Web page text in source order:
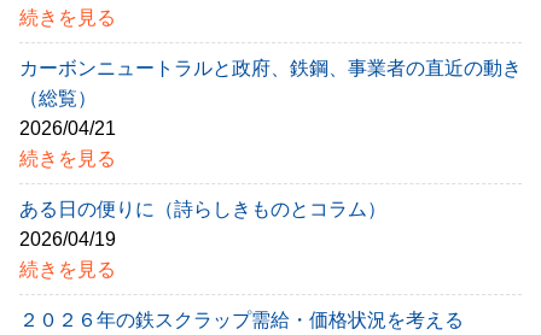
続きを見る
カーボンニュートラルと政府、鉄鋼、事業者の直近の動き
（総覧）
2026/04/21
続きを見る
ある日の便りに（詩らしきものとコラム）
2026/04/19
続きを見る
２０２６年の鉄スクラップ需給・価格状況を考える